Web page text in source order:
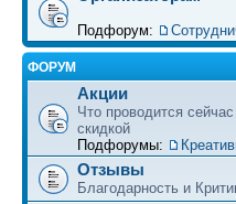
Подфорум:
ФОРУМ
Акции
Что проводится
скидкой
Подфорумы:
Отзывы
Благодарность и